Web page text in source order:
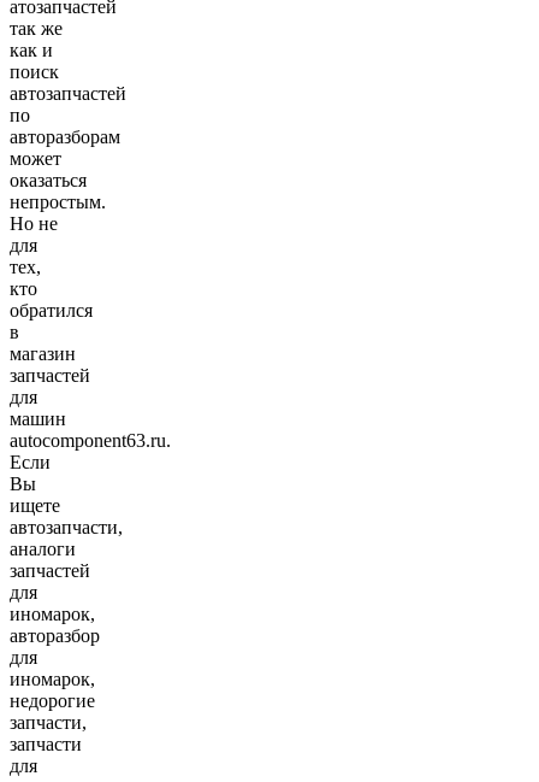
атозапчастей
так же
как и
поиск
автозапчастей
по
авторазборам
может
оказаться
непростым.
Но не
для
тех,
кто
обратился
в
магазин
запчастей
для
машин
autocomponent63.ru.
Если
Вы
ищете
автозапчасти,
аналоги
запчастей
для
иномарок,
авторазбор
для
иномарок,
недорогие
запчасти,
запчасти
для